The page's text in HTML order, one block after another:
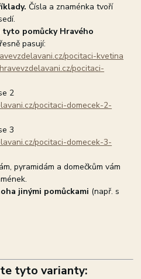
Čísla a znaménka tvoří
pomůcky Hravého
pasují:
pocitaci-kvetina
hravevzdelavani.cz/pocitaci-
2
pocitaci-domecek-2-
3
pocitaci-domecek-3-
pyramidám a domečkům vám
jinými pomůckami (např. s
tyto varianty: